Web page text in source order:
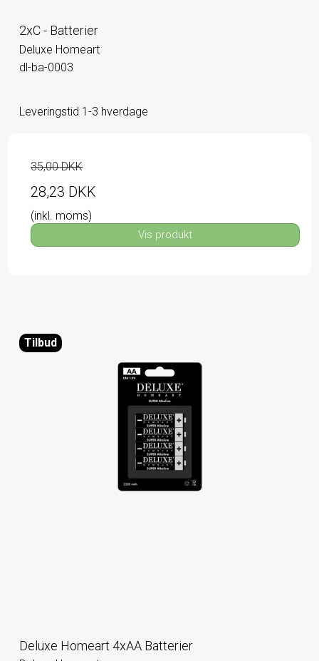
2xC - Batterier
Deluxe Homeart
dl-ba-0003
Leveringstid 1-3 hverdage
35,00 DKK
28,23 DKK
(inkl. moms)
Vis produkt
Tilbud
Deluxe Homeart 4xAA Batterier